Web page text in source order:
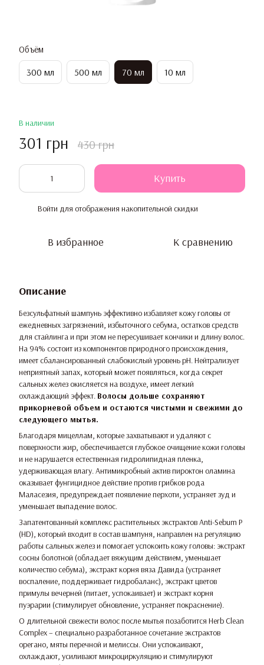
Объём
300 мл 500 мл 70 мл 10 мл
В наличии
301 грн 430 грн
Купить
Войти для отображения накопительной скидки
В избранное К сравнению
Описание
Безсульфатный шампунь эффективно избавляет кожу головы от
ежедневных загрязнений, избыточного себума, остатков средств
для стайлинга и при этом не пересушивает кончики и длину волос.
На 94% состоит из компонентов природного происхождения,
имеет сбалансированный слабокислый уровень pH. Нейтрализует
неприятный запах, который может появляться, когда секрет
сальных желез окисляется на воздухе, имеет легкий
охлаждающий эффект. Волосы дольше сохраняют
прикорневой объем и остаются чистыми и свежими до
следующего мытья.
Благодаря мицеллам, которые захватывают и удаляют с
поверхности жир, обеспечивается глубокое очищение кожи головы
и не нарушается естественная гидролипидная пленка,
удерживающая влагу. Антимикробный актив пироктон оламина
оказывает фунгицидное действие против грибков рода
Маласезия, предупреждает появление перхоти, устраняет зуд и
уменьшает выпадение волос.
Запатентованный комплекс растительных экстрактов Anti-Sebum P
(HD), который входит в состав шампуня, направлен на регуляцию
работы сальных желез и помогает успокоить кожу головы: экстракт
сосны болотной (обладает вяжущим действием, уменьшает
количество себума), экстракт корня вяза Давида (устраняет
воспаление, поддерживает гидробаланс), экстракт цветов
примулы вечерней (питает, успокаивает) и экстракт корня
пуэрарии (стимулирует обновление, устраняет покраснение).
О длительной свежести волос после мытья позаботится Herb Clean
Complex – специально разработанное сочетание экстрактов
орегано, мяты перечной и мелиссы. Они успокаивают,
охлаждают, усиливают микроциркуляцию и стимулируют